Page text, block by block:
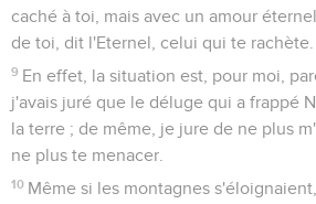
caché à toi, mais avec un amour
de toi, dit l'Eternel, celui qui te rachète.
9 En effet, la situation est, pour moi,
j'avais juré que le déluge qui a frappé
la terre ; de même, je jure de ne plus
ne plus te menacer.
10 Même si les montagnes